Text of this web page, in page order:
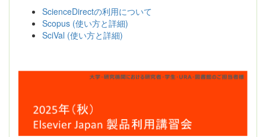
ScienceDirectの利用について
Scopus (使い方と詳細)
SciVal (使い方と詳細)